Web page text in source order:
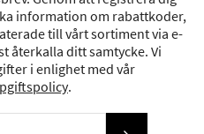
information om rabattkoder,
till vårt sortiment via e-
återkalla ditt samtycke. Vi
i enlighet med vår
.